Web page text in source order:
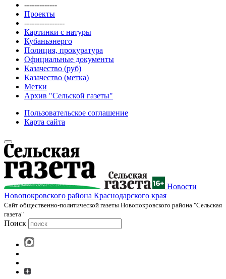
-------------
Проекты
----------------
Картинки с натуры
Кубаньэнерго
Полиция, прокуратура
Официальные документы
Казачество (руб)
Казачество (метка)
Метки
Архив "Сельской газеты"
Пользовательское соглашение
Карта сайта
Новости
Новопокровского района Краснодарского края
Cайт общественно-политической газеты Новопокровского района "Сельская
газета"
Поиск